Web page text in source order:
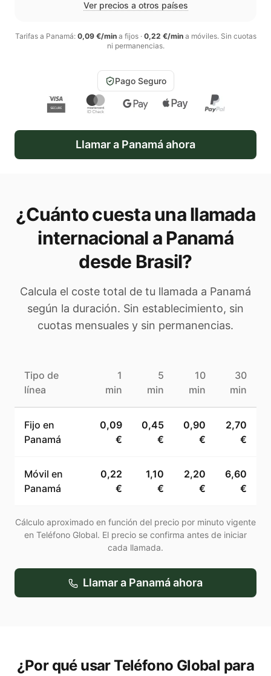
Ver precios a otros países
Tarifas a Panamá: 0,09 €/mina fijos· 0,22 €/mina móviles. Sin cuotas
ni permanencias.
Pago Seguro
Llamar a Panamáahora
¿Cuánto cuesta una llamada
internacional aPanamá
desde Brasil?
Calcula el coste total de tu llamada a Panamá
según la duración. Sin establecimiento, sin
cuotas mensuales y sin permanencias.
Tipo de
línea
1
min
5
min
10
min
30
min
Fijo en
Panamá
0,09
€
0,45
€
0,90
€
2,70
€
Móvil en
Panamá
0,22
€
1,10
€
2,20
€
6,60
€
Cálculo aproximado en función del precio por minuto vigente
en Teléfono Global. El precio se confirma antes de iniciar
cada llamada.
Llamar a Panamáahora
¿Por qué usar Teléfono Global para